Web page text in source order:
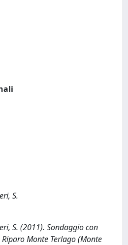
S.
S. (2011). Sondaggio con
Monte Terlago (Monte